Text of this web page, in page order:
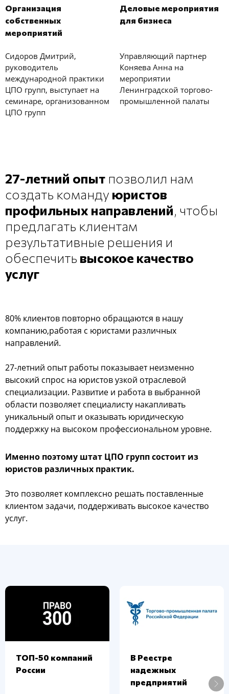
Организация
собственных
мероприятий
Сидоров Дмитрий,
руководитель
международной практики
ЦПО групп, выступает на
семинаре, организованном
ЦПО групп
Деловые мероприятия
для бизнеса
Управляющий партнер
Коняева Анна на
мероприятии
Ленинградской торгово-
промышленной палаты
27-летний опыт позволил нам
создать команду юристов
профильных направлений, чтобы
предлагать клиентам
результативные решения и
обеспечить высокое качество
услуг
80% клиентов повторно обращаются в нашу
компанию,работая с юристами различных
направлений.
27-летний опыт работы показывает неизменно
высокий спрос на юристов узкой отраслевой
специализации. Развитие и работа в выбранной
области позволяет специалисту накапливать
уникальный опыт и оказывать юридическую
поддержку на высоком профессиональном уровне.
Именно поэтому штат ЦПО групп состоит из
юристов различных практик.
Это позволяет комплексно решать поставленные
клиентом задачи, поддерживать высокое качество
услуг.
ТОП-50 компаний
России
В Реестре
надежных
предприятий